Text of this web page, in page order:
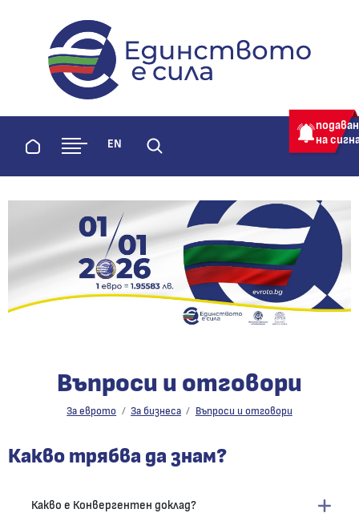
evroto.bgОфициална страница за приемане
Начало EN
на
Въпроси и отговори
За еврото За бизнеса Въпроси и отговори
Въпроси и отговори
Какво трябва да знам?
Какво е Конвергентен доклад?